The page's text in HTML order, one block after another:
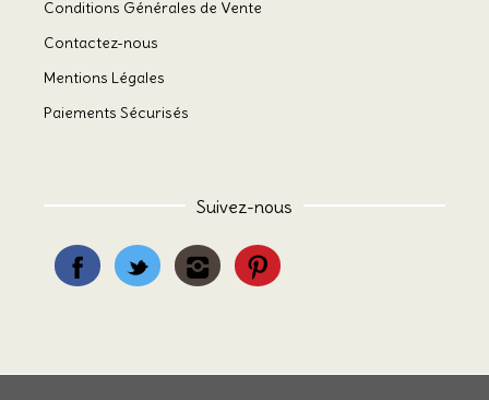
Conditions Générales de Vente
Contactez-nous
Mentions Légales
Paiements Sécurisés
Suivez-nous